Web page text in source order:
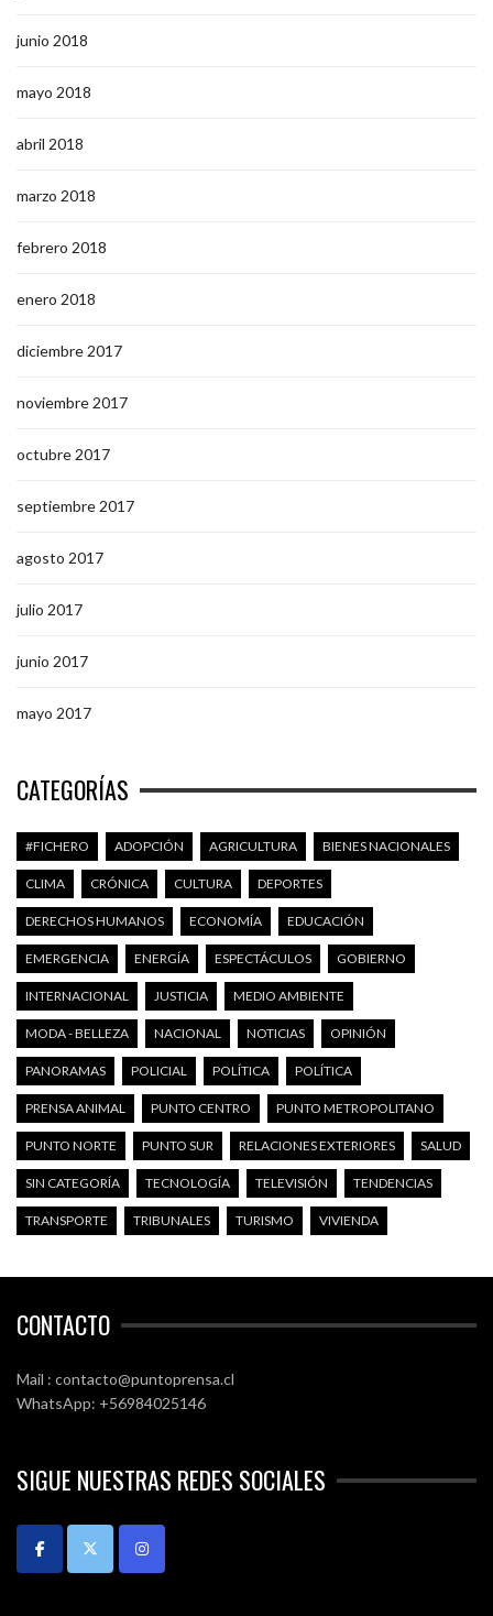
junio 2018
mayo 2018
abril 2018
marzo 2018
febrero 2018
enero 2018
diciembre 2017
noviembre 2017
octubre 2017
septiembre 2017
agosto 2017
julio 2017
junio 2017
mayo 2017
CATEGORÍAS
#FICHERO ADOPCIÓN AGRICULTURA BIENES NACIONALES
CLIMA CRÓNICA CULTURA DEPORTES
DERECHOS HUMANOS ECONOMÍA EDUCACIÓN
EMERGENCIA ENERGÍA ESPECTÁCULOS GOBIERNO
INTERNACIONAL JUSTICIA MEDIO AMBIENTE
MODA - BELLEZA NACIONAL NOTICIAS OPINIÓN
PANORAMAS POLICIAL POLÍTICA POLÍTICA
PRENSA ANIMAL PUNTO CENTRO PUNTO METROPOLITANO
PUNTO NORTE PUNTO SUR RELACIONES EXTERIORES SALUD
SIN CATEGORÍA TECNOLOGÍA TELEVISIÓN TENDENCIAS
TRANSPORTE TRIBUNALES TURISMO VIVIENDA
CONTACTO
Mail : contacto@puntoprensa.cl
WhatsApp: +56984025146
SIGUE NUESTRAS REDES SOCIALES